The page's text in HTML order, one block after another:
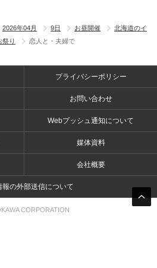
2026年04月 9日 お昼開催
北海道のイ
祭り 恋人と・夫婦で
プライバシーポリシー
お問い合わせ
Webプッシュ通知について
媒体資料
会社概要
報の外部送信について
CORPORATION